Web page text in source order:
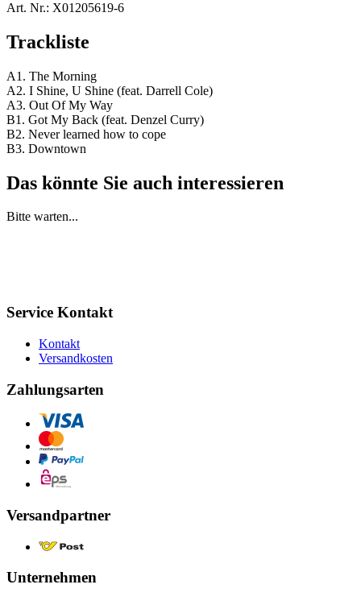
Art. Nr.: X01205619-6
Trackliste
A1. The Morning
A2. I Shine, U Shine (feat. Darrell Cole)
A3. Out Of My Way
B1. Got My Back (feat. Denzel Curry)
B2. Never learned how to cope
B3. Downtown
Das könnte Sie auch interessieren
Bitte warten...
Service Kontakt
Kontakt
Versandkosten
Zahlungsarten
Versandpartner
Unternehmen